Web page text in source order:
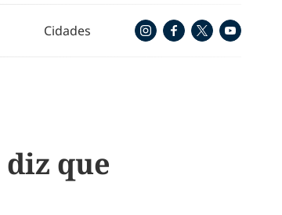
Cidades
que